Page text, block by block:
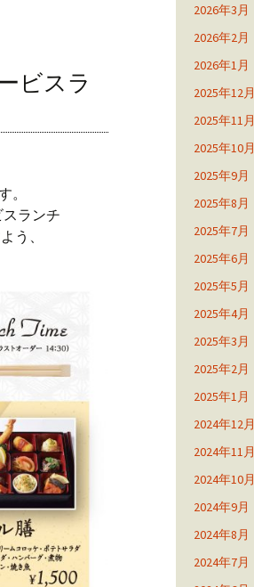
ビスラ
。
スランチ
う、
2026年3月
2026年2月
2026年1月
2025年12月
2025年11月
2025年10月
2025年9月
2025年8月
2025年7月
2025年6月
2025年5月
2025年4月
2025年3月
2025年2月
2025年1月
2024年12月
2024年11月
2024年10月
2024年9月
2024年8月
2024年7月